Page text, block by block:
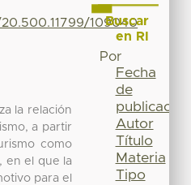
109040
la relación
a partir
como
en el que la
para el
Buscar
en RI
Por
Fecha
de
publicación
Autor
Título
Materia
Tipo